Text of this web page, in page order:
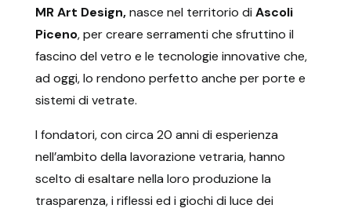
MR Art Design,nasce nel territorio di Ascoli
Piceno, per creare serramenti che sfruttino il
fascino del vetro e le tecnologie innovative che,
ad oggi, lo rendono perfetto anche per porte e
sistemi di vetrate.
I fondatori, con circa 20 anni di esperienza
nell’ambito della lavorazione vetraria, hanno
scelto di esaltare nella loro produzione la
trasparenza, i riflessi ed i giochi di luce dei